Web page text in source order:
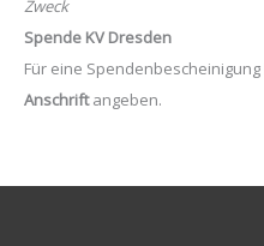
Zweck
Spende KV Dresden
Für eine Spendenbescheinigung
Anschriftangeben.